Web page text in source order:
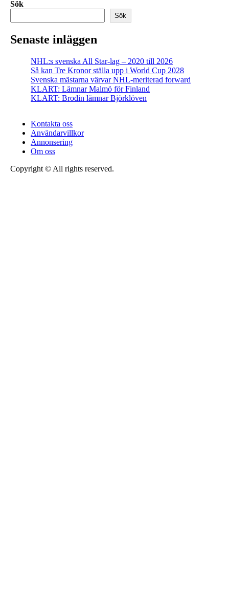
Sök
Sök
Senaste inläggen
NHL:s svenska All Star-lag – 2020 till 2026
Så kan Tre Kronor ställa upp i World Cup 2028
Svenska mästarna värvar NHL-meriterad forward
KLART: Lämnar Malmö för Finland
KLART: Brodin lämnar Björklöven
Kontakta oss
Användarvillkor
Annonsering
Om oss
Copyright © All rights reserved.